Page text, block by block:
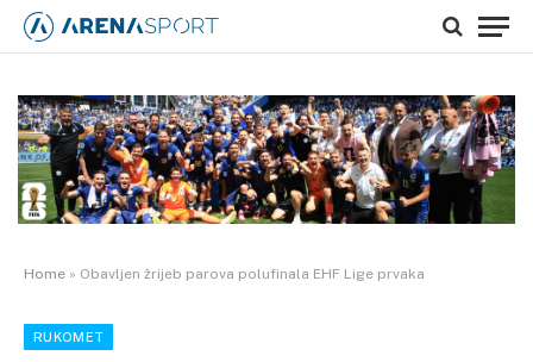
Home » Obavljen žrijeb parova polufinala EHF Lige prvaka
RUKOMET